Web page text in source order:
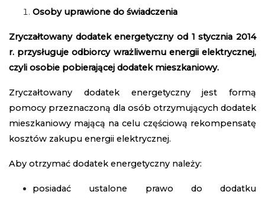
Osoby uprawione do świadczenia
Zryczałtowany dodatek energetyczny od 1 stycznia 2014
r. przysługuje odbiorcy wrażliwemu energii elektrycznej,
czyli osobie pobierającej dodatek mieszkaniowy.
Zryczałtowany dodatek energetyczny jest formą
pomocy przeznaczoną dla osób otrzymujących dodatek
mieszkaniowy mającą na celu częściową rekompensatę
kosztów zakupu energii elektrycznej.
Aby otrzymać dodatek energetyczny należy:
posiadać ustalone prawo do dodatku